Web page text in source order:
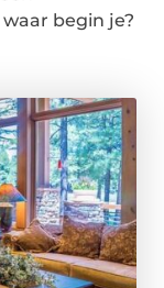
begin je?